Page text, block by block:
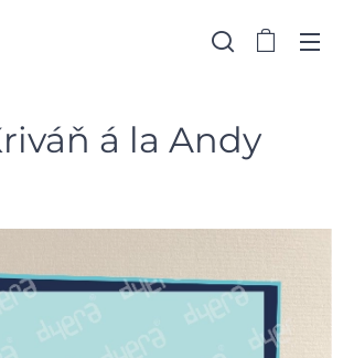
á la Andy